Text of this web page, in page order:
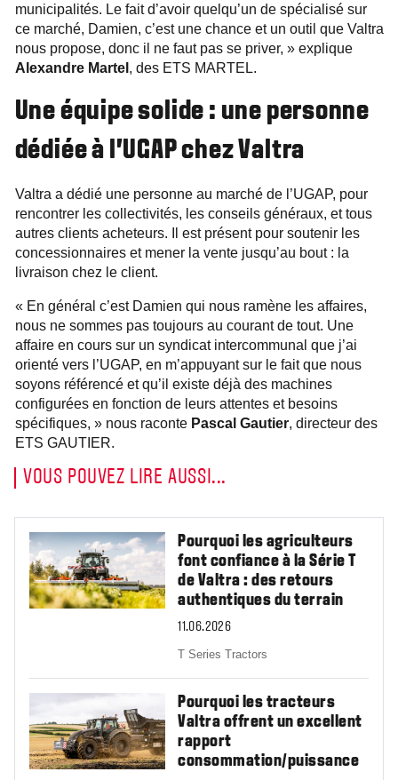
municipalités. Le fait d’avoir quelqu’un de spécialisé sur
ce marché, Damien, c’est une chance et un outil que Valtra
nous propose, donc il ne faut pas se priver, » explique
Alexandre Martel , des ETS MARTEL.
Une équipe solide : une personne
dédiée à l’UGAP chez Valtra
Valtra a dédié une personne au marché de l’UGAP, pour
rencontrer les collectivités, les conseils généraux, et tous
autres clients acheteurs. Il est présent pour soutenir les
concessionnaires et mener la vente jusqu’au bout : la
livraison chez le client.
« En général c’est Damien qui nous ramène les affaires,
nous ne sommes pas toujours au courant de tout. Une
affaire en cours sur un syndicat intercommunal que j’ai
orienté vers l’UGAP, en m’appuyant sur le fait que nous
soyons référencé et qu’il existe déjà des machines
configurées en fonction de leurs attentes et besoins
spécifiques, » nous raconte Pascal Gautier, directeur des
ETS GAUTIER.
VOUS POUVEZ LIRE AUSSI...
Pourquoi les agriculteurs
font confiance à la Série T
de Valtra : des retours
authentiques du terrain
11.06.2026
T Series Tractors
Pourquoi les tracteurs
Valtra offrent un excellent
rapport
consommation/puissance